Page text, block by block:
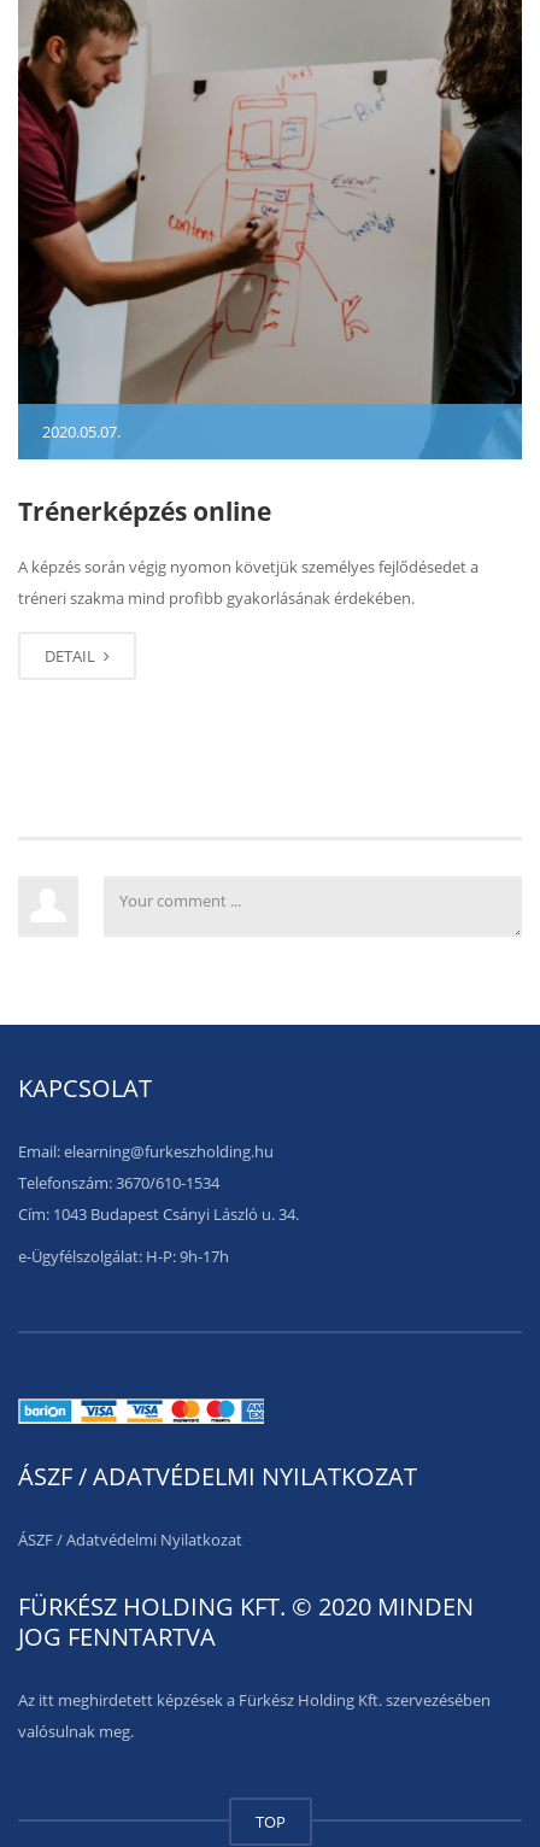
2020.05.07.
Trénerképzés online
A képzés során végig nyomon követjük személyes fejlődésedet a
tréneri szakma mind profibb gyakorlásának érdekében.
DETAIL
KAPCSOLAT
Email: elearning@furkeszholding.hu
Telefonszám: 3670/610-1534
Cím: 1043 Budapest Csányi László u. 34.
e-Ügyfélszolgálat: H-P: 9h-17h
ÁSZF / ADATVÉDELMI NYILATKOZAT
ÁSZF/Adatvédelmi Nyilatkozat
FÜRKÉSZ HOLDING KFT. © 2020 MINDEN
JOG FENNTARTVA
Az itt meghirdetett képzések a Fürkész Holding Kft. szervezésében
valósulnak meg.
TOP